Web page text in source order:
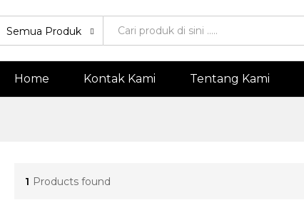
Semua Produk
Home Kontak Kami Tentang Kami
1 Products found